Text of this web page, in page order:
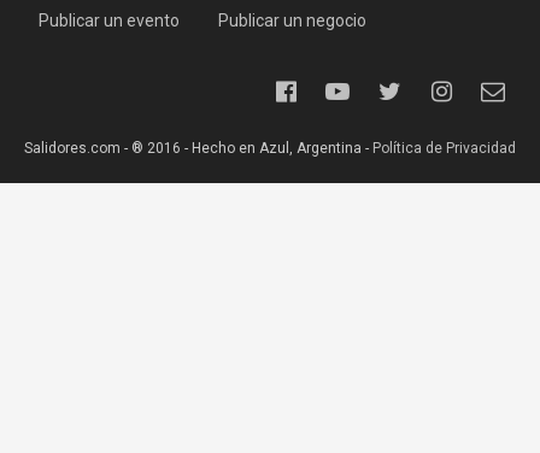
Publicar un evento Publicar un negocio
Salidores.com - ® 2016 - Hecho en Azul, Argentina - Política de Privacidad